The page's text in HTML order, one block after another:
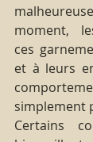
moment,
ces
et à leurs
simplement
Certains